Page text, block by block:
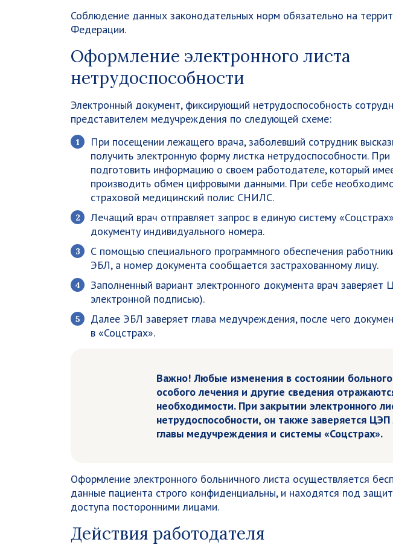
Соблюдение данных законодательных норм обязательно на
Федерации.
Оформление электронного листа
нетрудоспособности
Электронный документ, фиксирующий нетрудоспособность
представителем медучреждения по следующей схеме:
При посещении лежащего врача, заболевший сотрудник
получить электронную форму листка нетрудоспособности.
подготовить информацию о своем работодателе, который
производить обмен цифровыми данными. При себе
страховой медицинский полис СНИЛС.
Лечащий врач отправляет запрос в единую систему
документу индивидуального номера.
С помощью специального программного обеспечения
ЭБЛ, а номер документа сообщается застрахованному лицу.
Заполненный вариант электронного документа врач
электронной подписью).
Далее ЭБЛ заверяет глава медучреждения, после чего
в «Соцстрах».
Важно! Любые изменения в состоянии
особого лечения и другие сведения
необходимости. При закрытии электронного
нетрудоспособности, он также заверяется
главы медучреждения и системы «Соцстрах».
Оформление электронного больничного листа осуществляется
данные пациента строго конфиденциальны, и находятся под
доступа посторонними лицами.
Действия работодателя